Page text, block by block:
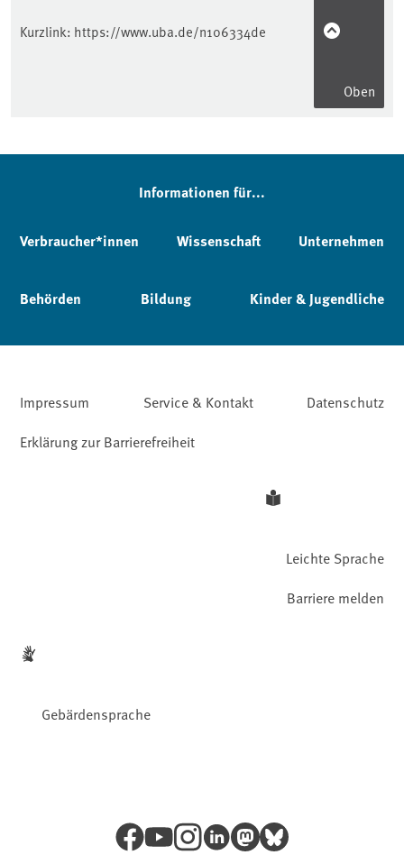
Kurzlink: https://www.uba.de/n106334de
Oben
Informationen für...
Verbraucher*innen Wissenschaft Unternehmen
Behörden Bildung Kinder & Jugendliche
Impressum Service & Kontakt
Datenschutz
Erklärung zur Barrierefreiheit
Leichte Sprache
Gebärdensprache
Barriere melden